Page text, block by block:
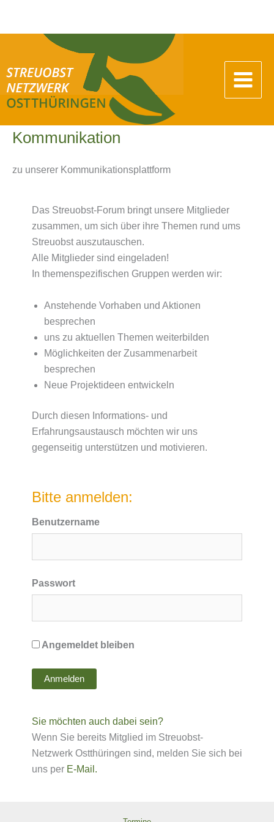
springen
Kommunikation
zu unserer Kommunikationsplattform
Das Streuobst-Forum bringt unsere Mitglieder
zusammen, um sich über ihre Themen rund ums
Streuobst auszutauschen.
Alle Mitglieder sind eingeladen!
In themenspezifischen Gruppen werden wir:
Anstehende Vorhaben und Aktionen
besprechen
uns zu aktuellen Themen weiterbilden
Möglichkeiten der Zusammenarbeit
besprechen
Neue Projektideen entwickeln
Durch diesen Informations- und
Erfahrungsaustausch möchten wir uns
gegenseitig unterstützen und motivieren.
Bitte anmelden:
Benutzername
Passwort
Angemeldet bleiben
Sie möchten auch dabei sein?
Wenn Sie bereits Mitglied im Streuobst-
Netzwerk Ostthüringen sind, melden Sie sich bei
uns per E-Mail.